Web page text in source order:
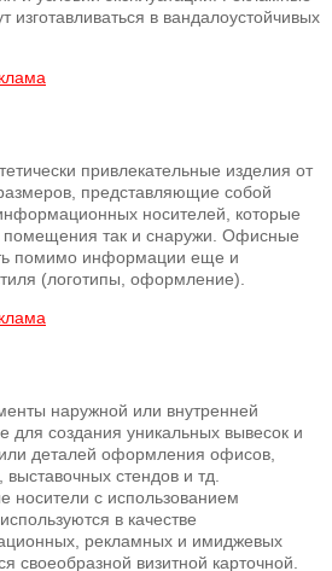
изготавливаться в вандалоустойчивых
привлекательные изделия от
представляющие собой
носителей, которые
помещения так и снаружи. Офисные
помимо информации еще и
(логотипы, оформление).
наружной или внутренней
для создания уникальных вывесок и
деталей оформления офисов,
стендов и тд.
носители с использованием
в качестве
рекламных и имиджевых
своеобразной визитной карточной.